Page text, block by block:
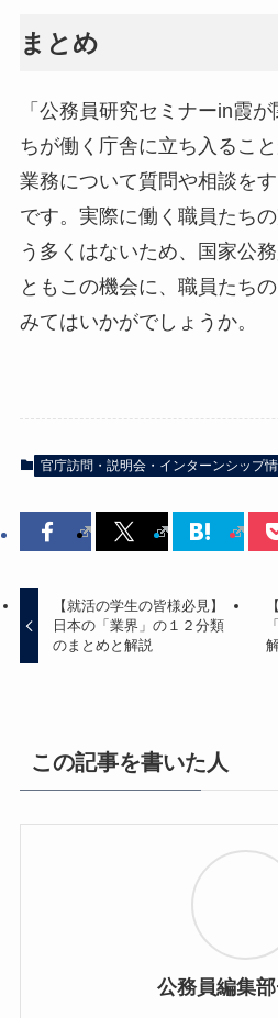
まとめ
「公務員研究セミナーin霞
ちが働く庁舎に立ち入るこ
業務について質問や相談を
です。実際に働く職員たち
う多くはないため、国家公
ともこの機会に、職員たち
みてはいかがでしょうか。
官庁訪問・説明会・インターンシップ
【就活の学生の皆様必見】
日本の「業界」の１２分類
のまとめと解説
この記事を書いた人
公務員編集